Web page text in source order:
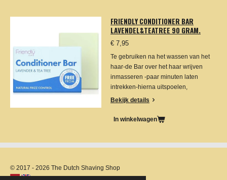
FRIENDLY CONDITIONER BAR
LAVENDEL&TEATREE 90 GRAM.
€ 7,95
Te gebruiken na het wassen van het
haar-de Bar over het haar wrijven
inmasseren -paar minuten laten
intrekken-hierna uitspoelen,
Bekijk details
In winkelwagen
© 2017 - 2026 The Dutch Shaving Shop